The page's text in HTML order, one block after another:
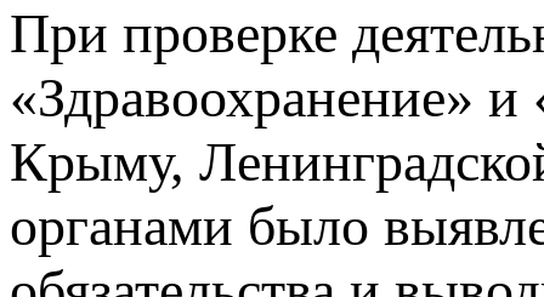
При проверке
«Здравоохранение»
Крыму,
органами было